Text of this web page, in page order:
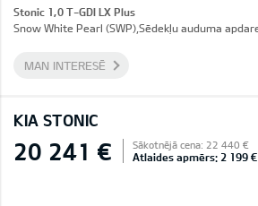
Stonic 1,0 T-GDI LX Plus
Snow White Pearl (SWP),Sēdekļu auduma
MAN INTERESĒ
KIA STONIC
20 241 € Sākotnējā cena: 22 440 €
Atlaides apmērs: 2 199 €